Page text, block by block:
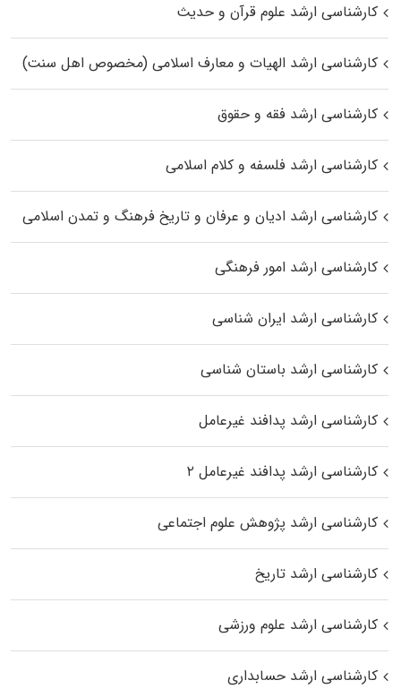
کارشناسی ارشد علوم قرآن و حدیث
کارشناسی ارشد الهیات و معارف اسلامی (مخصوص اهل سنت)
کارشناسی ارشد فقه و حقوق
کارشناسی ارشد فلسفه و کلام اسلامی
کارشناسی ارشد ادیان و عرفان و تاریخ فرهنگ و تمدن اسلامی
کارشناسی ارشد امور فرهنگی
کارشناسی ارشد ایران شناسی
کارشناسی ارشد باستان شناسی
کارشناسی ارشد پدافند غیرعامل
کارشناسی ارشد پدافند غیرعامل ۲
کارشناسی ارشد پژوهش علوم اجتماعی
کارشناسی ارشد تاریخ
کارشناسی ارشد علوم ورزشی
کارشناسی ارشد حسابداری